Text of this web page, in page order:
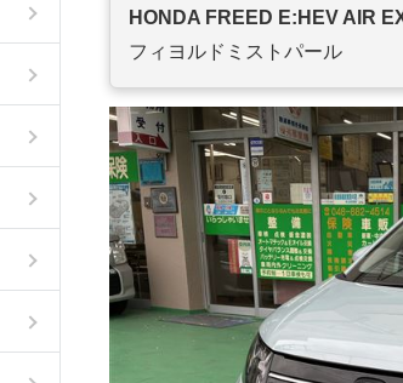
HONDA FREED E:HEV AIR
フィヨルドミストパール